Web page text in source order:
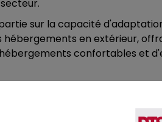
sur la capacité
en extérieur,
confortables et